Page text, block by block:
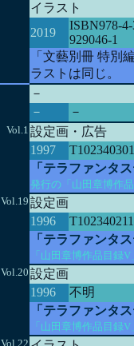
イラスト
2019
ISBN978-
929046-1
「文藝別冊 特別
ラストは同じ。
－
－
－
Vol.1 設定画・広告
1997
「テラファンタ
発行の「山田章博作
Vol.19 設定画
1996
「テラファンタ
「山田章博作品目録
Vol.20 設定画
1996
不明
「テラファンタ
「山田章博作品目録
Vol.22